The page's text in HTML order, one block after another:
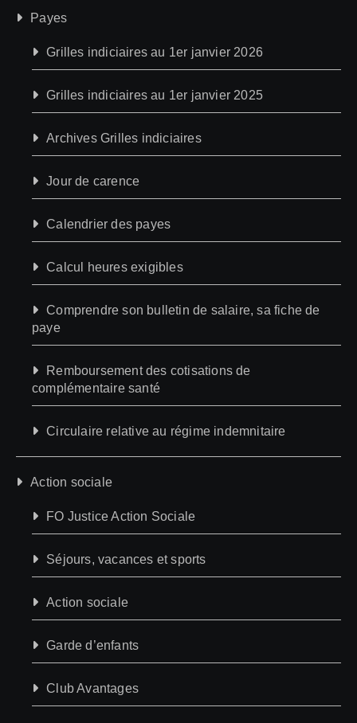
Payes
Grilles indiciaires au 1er janvier 2026
Grilles indiciaires au 1er janvier 2025
Archives Grilles indiciaires
Jour de carence
Calendrier des payes
Calcul heures exigibles
Comprendre son bulletin de salaire, sa fiche de
paye
Remboursement des cotisations de
complémentaire santé
Circulaire relative au régime indemnitaire
Action sociale
FO Justice Action Sociale
Séjours, vacances et sports
Action sociale
Garde d’enfants
Club Avantages